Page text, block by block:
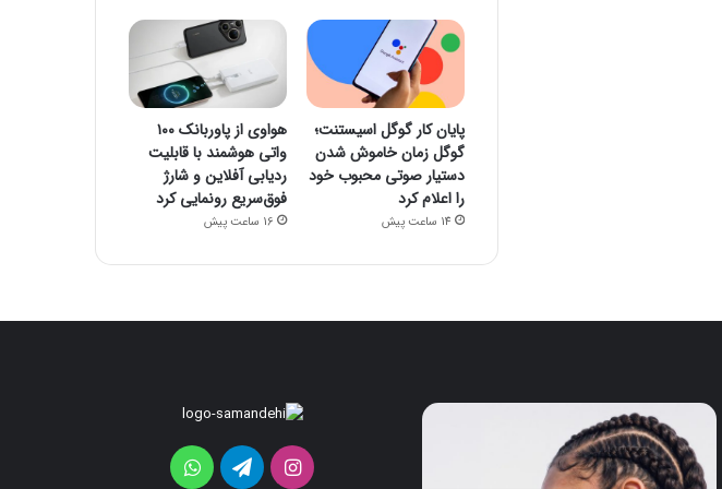
پایان کار گوگل اسیستنت؛
گوگل زمان خاموش شدن
دستیار صوتی محبوب خود
را اعلام کرد
14 ساعت پیش
هواوی از پاوربانک ۱۰۰
واتی هوشمند با قابلیت
ردیابی آفلاین و شارژ
فوق‌سریع رونمایی کرد
16 ساعت پیش
ایرباد
CMF
Clip
Pro
اینستاگرامتلگرام واتس